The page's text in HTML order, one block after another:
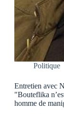
Politique
Entretien avec
"Bouteflika
homme de